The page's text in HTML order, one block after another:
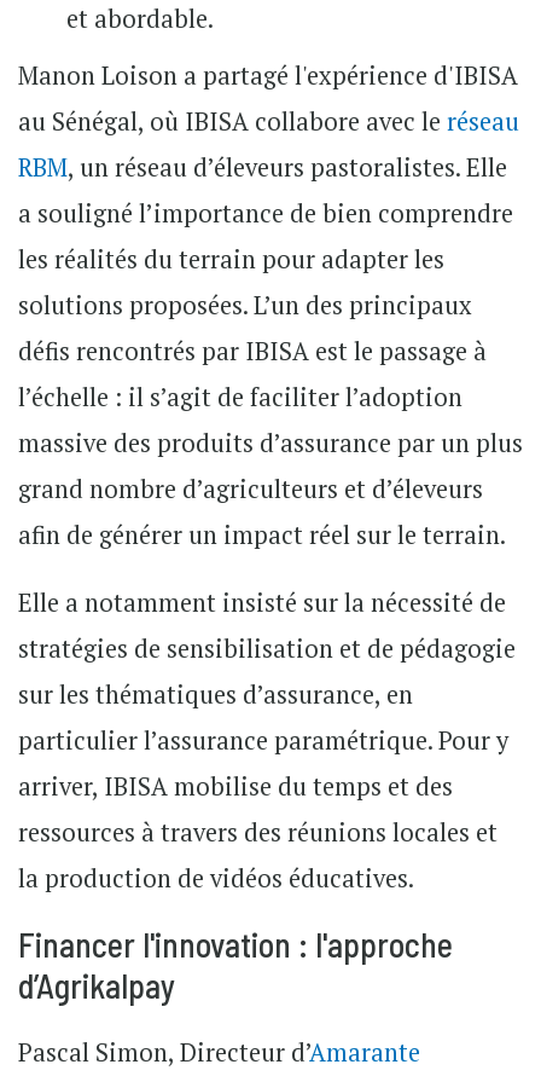
et abordable.
Manon Loison a partagé l'expérience d'IBISA
au Sénégal, où IBISA collabore avec le réseau
RBM, un réseau d’éleveurs pastoralistes. Elle
a souligné l’importance de bien comprendre
les réalités du terrain pour adapter les
solutions proposées. L’un des principaux
défis rencontrés par IBISA est le passage à
l’échelle : il s’agit de faciliter l’adoption
massive des produits d’assurance par un plus
grand nombre d’agriculteurs et d’éleveurs
afin de générer un impact réel sur le terrain.
Elle a notamment insisté sur la nécessité de
stratégies de sensibilisation et de pédagogie
sur les thématiques d’assurance, en
particulier l’assurance paramétrique. Pour y
arriver, IBISA mobilise du temps et des
ressources à travers des réunions locales et
la production de vidéos éducatives.
Financer l'innovation : l'approche
d’Agrikalpay
Pascal Simon, Directeur d’Amarante